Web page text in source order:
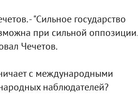
- "Сильное государство
при сильной оппозиции.
Чечетов.
с международными
наблюдателей?